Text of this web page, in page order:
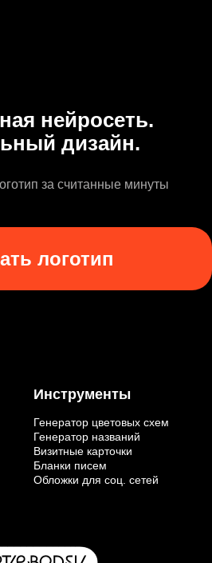
нейросеть.
дизайн.
за считанные минуты
логотип
Инструменты
Генератор цветовых схем
Генератор названий
Визитные карточки
Бланки писем
Обложки для соц. сетей